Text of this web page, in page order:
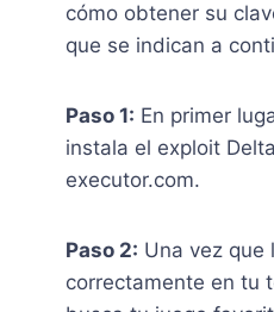
cómo obtener su
que se indican a
Paso 1: En primer
instala el exploit
executor.com.
Paso 2: Una vez que
correctamente en tu